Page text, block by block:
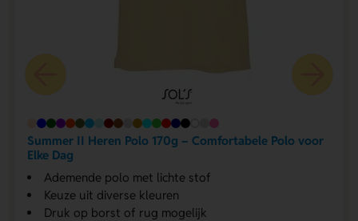
Summer II Heren Polo 170g – Comfortabele Polo voor
Elke Dag
Ademende polo met lichte stof
Keuze uit diverse kleuren
Druk op borst of rug mogelijk